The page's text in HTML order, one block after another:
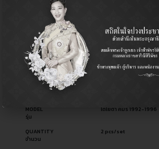
รหัสสินค้า ซีร่า
OEM NO.
รหัสอะไหล่ผู้ผลิต
45503-29355
PART TYPE
ประเภทอะไหล่
Rack End / ลูกหมากแร็ค
USED FOR
MODEL
รุ่น
โตโยต้า คัมรี่ 1992-1996
QUANTITY
จำนวน
2 pcs/set